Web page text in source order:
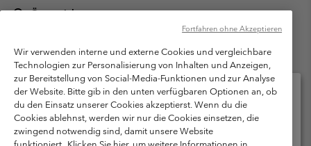
Österreich
Columbia Sportswear Austria GmbH. Moosfeldstraße 1, 5101
Bergheim, Salzburg Österreich. Alle Rechte vorbehalten.
Nutzungsbedingungen
Allgemeine Verkaufsbedingungen
Garantie
Datenschutzerklärung
Bestimmungen und Bedingungen des Mitglieder Programms
Nutzungsbedingungen Für Nutzergenerierte Inhalte
Wir verwenden interne und externe Cookies und vergleichbare
Technologien zur Personalisierung von Inhalten und Anzeigen,
zur Bereitstellung von Social-Media-Funktionen und zur Analyse
der Website. Bitte gib in den unten verfügbaren Optionen an, ob
du den Einsatz unserer Cookies akzeptierst. Wenn du die
Cookies ablehnst, werden wir nur die Cookies einsetzen, die
zwingend notwendig sind, damit unsere Website
Fortfahren ohne Akzeptieren
Bitte wählen Sie Ihr Lieferland und Ihre Sprache
Online-Einkauf verfügbar